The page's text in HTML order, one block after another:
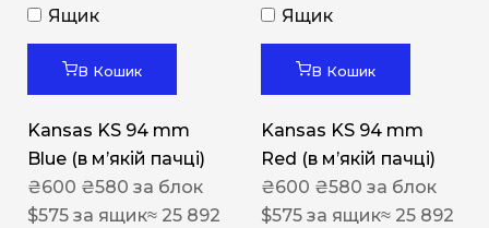
Ящик
В Кошик
Kansas KS 94 mm
Blue (в мʼякій пачці)
₴600 ₴580 за блок
$575 за ящик≈ 25 892
Ящик
В Кошик
Kansas KS 94 mm
Red (в мʼякій пачці)
₴600 ₴580 за блок
$575 за ящик≈ 25 892